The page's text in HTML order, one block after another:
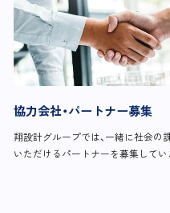
協力会社・パートナー募集
翔設計グループでは、一緒に社会の
いただけるパートナーを募集してい